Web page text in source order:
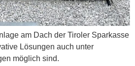
am Dach der Tiroler Sparkasse
Lösungen auch unter
möglich sind.